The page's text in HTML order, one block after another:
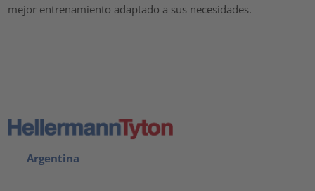
mejor entrenamiento adaptado a sus necesidades.
Argentina